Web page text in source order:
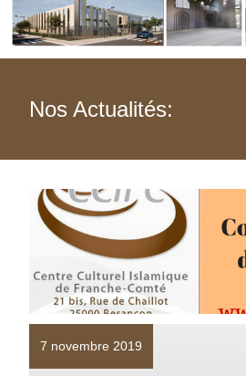
Nos Actualités:
7 novembre 2019